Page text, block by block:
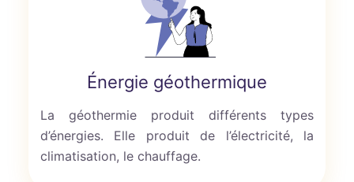
Énergie géothermique
La géothermie produit différents types
d’énergies. Elle produit de l’électricité, la
climatisation, le chauffage.